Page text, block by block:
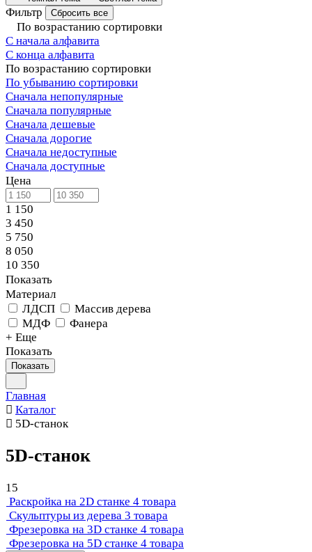
Фильтр Сбросить все
По возрастанию сортировки
С начала алфавита
С конца алфавита
По возрастанию сортировки
По убыванию сортировки
Сначала непопулярные
Сначала популярные
Сначала дешевые
Сначала дорогие
Сначала недоступные
Сначала доступные
Цена
1 150
3 450
5 750
8 050
10 350
Показать
Материал
ЛДСП
Массив дерева
МДФ
Фанера
+ Еще
Показать
Показать
Главная
Каталог
5D-станок
5D-станок
15
Раскройка на 2D станке 4 товара
Скульптуры из дерева 3 товара
Фрезеровка на 3D станке 4 товара
Фрезеровка на 5D станке 4 товара